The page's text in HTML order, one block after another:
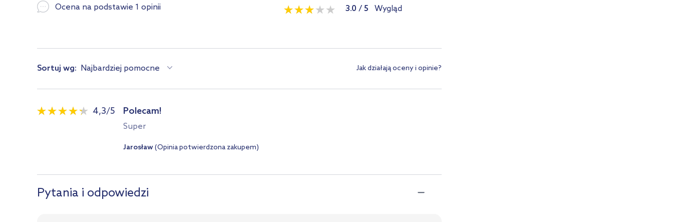
Ocena na podstawie 1 opinii
3.0 / 5 Wygląd
Jak działają oceny i opinie?
Sortuj wg: Najbardziej pomocne
4,3/5 Polecam!
Super
Jarosław(Opinia potwierdzona zakupem)
Pytania i odpowiedzi